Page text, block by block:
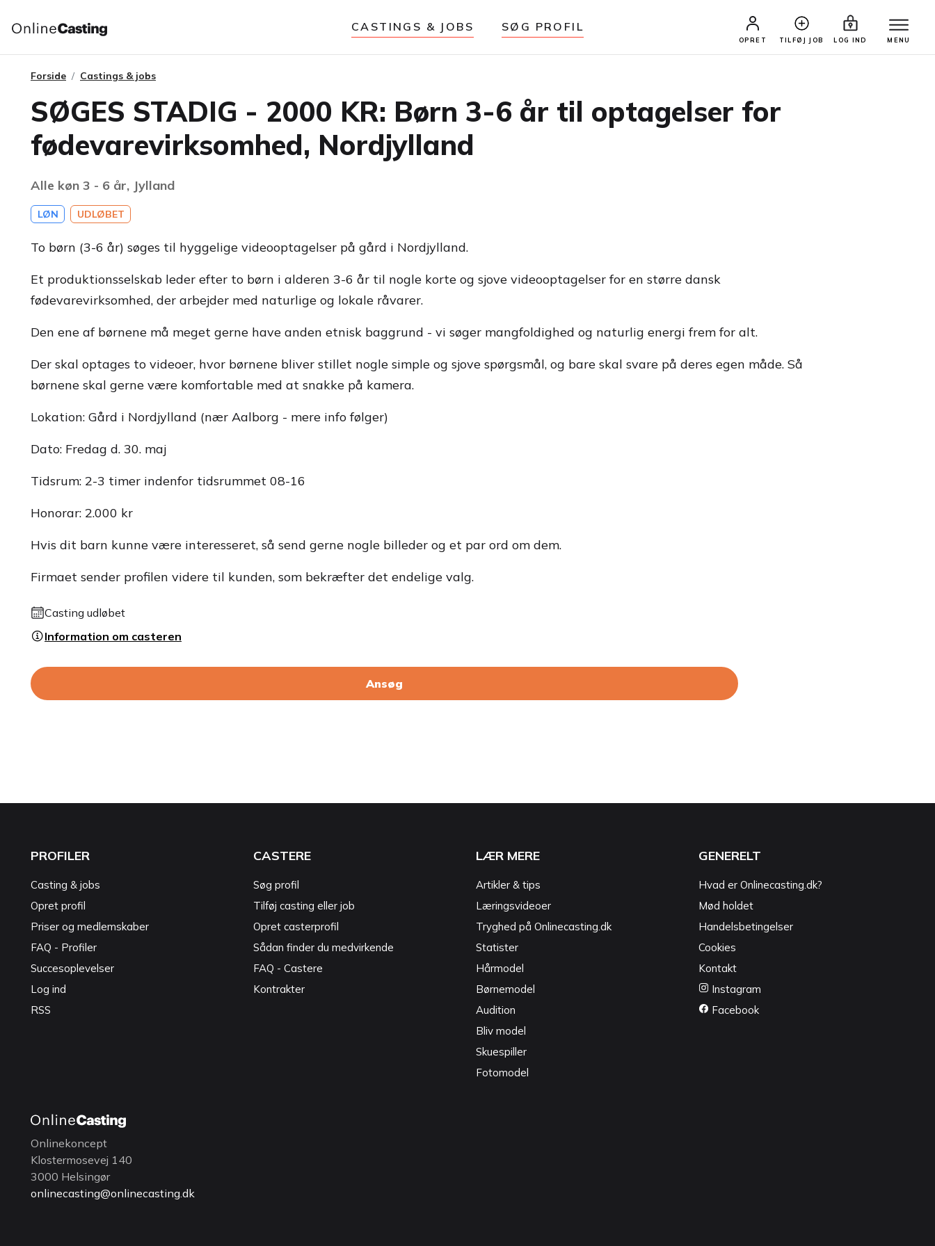
CASTINGS & JOBS SØG PROFIL
OPRET TILFØJ JOB LOG IND MENU
Forside Castings & jobs
SØGES STADIG - 2000 KR: Børn 3-6 år til optagelser for
fødevarevirksomhed, Nordjylland
Alle køn 3 - 6 år, Jylland
LØN UDLØBET
To børn (3-6 år) søges til hyggelige videooptagelser på gård i Nordjylland.
Et produktionsselskab leder efter to børn i alderen 3-6 år til nogle korte og sjove videooptagelser for en større dansk
fødevarevirksomhed, der arbejder med naturlige og lokale råvarer.
Den ene af børnene må meget gerne have anden etnisk baggrund - vi søger mangfoldighed og naturlig energi frem for alt.
Der skal optages to videoer, hvor børnene bliver stillet nogle simple og sjove spørgsmål, og bare skal svare på deres egen måde. Så
børnene skal gerne være komfortable med at snakke på kamera.
Lokation: Gård i Nordjylland (nær Aalborg - mere info følger)
Dato: Fredag d. 30. maj
Tidsrum: 2-3 timer indenfor tidsrummet 08-16
Honorar: 2.000 kr
Hvis dit barn kunne være interesseret, så send gerne nogle billeder og et par ord om dem.
Firmaet sender profilen videre til kunden, som bekræfter det endelige valg.
Casting udløbet
Information om casteren
Ansøg
PROFILER
Casting & jobs
Opret profil
Priser og medlemskaber
FAQ - Profiler
Succesoplevelser
Log ind
RSS
CASTERE
Søg profil
Tilføj casting eller job
Opret casterprofil
Sådan finder du medvirkende
FAQ - Castere
Kontrakter
LÆR MERE
Artikler & tips
Læringsvideoer
Tryghed på Onlinecasting.dk
Statister
Hårmodel
Børnemodel
Audition
Bliv model
Skuespiller
Fotomodel
GENERELT
Hvad er Onlinecasting.dk?
Mød holdet
Handelsbetingelser
Cookies
Kontakt
Instagram
Facebook
Onlinekoncept
Klostermosevej 140
3000 Helsingør
onlinecasting@onlinecasting.dk